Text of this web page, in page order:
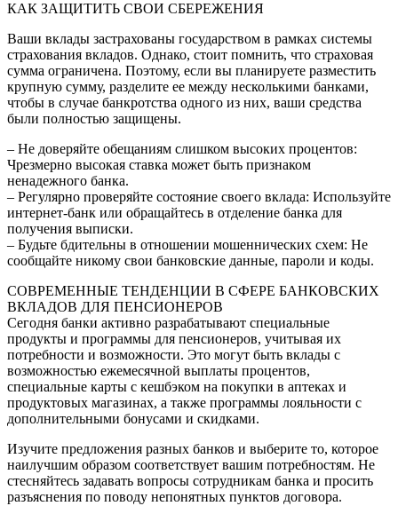
КАК ЗАЩИТИТЬ СВОИ СБЕРЕЖЕНИЯ
Ваши вклады застрахованы государством в рамках системы
страхования вкладов. Однако, стоит помнить, что страховая
сумма ограничена. Поэтому, если вы планируете разместить
крупную сумму, разделите ее между несколькими банками,
чтобы в случае банкротства одного из них, ваши средства
были полностью защищены.
– Не доверяйте обещаниям слишком высоких процентов:
Чрезмерно высокая ставка может быть признаком
ненадежного банка.
– Регулярно проверяйте состояние своего вклада: Используйте
интернет-банк или обращайтесь в отделение банка для
получения выписки.
– Будьте бдительны в отношении мошеннических схем: Не
сообщайте никому свои банковские данные, пароли и коды.
СОВРЕМЕННЫЕ ТЕНДЕНЦИИ В СФЕРЕ БАНКОВСКИХ
ВКЛАДОВ ДЛЯ ПЕНСИОНЕРОВ
Сегодня банки активно разрабатывают специальные
продукты и программы для пенсионеров, учитывая их
потребности и возможности. Это могут быть вклады с
возможностью ежемесячной выплаты процентов,
специальные карты с кешбэком на покупки в аптеках и
продуктовых магазинах, а также программы лояльности с
дополнительными бонусами и скидками.
Изучите предложения разных банков и выберите то, которое
наилучшим образом соответствует вашим потребностям. Не
стесняйтесь задавать вопросы сотрудникам банка и просить
разъяснения по поводу непонятных пунктов договора.